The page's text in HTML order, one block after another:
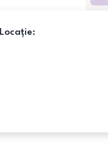
Locație: